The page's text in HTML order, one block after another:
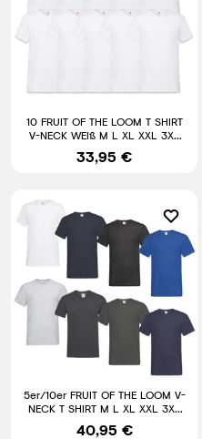
10 FRUIT OF THE LOOM T SHIRT
V-NECK WEIß M L XL XXL 3XL
4XL 5XL SHIRTS NEU
33,95 €
5er/10er FRUIT OF THE LOOM V-
NECK T SHIRT M L XL XXL 3XL
V-AUSSCHNITT T SHIRTS
40,95 €